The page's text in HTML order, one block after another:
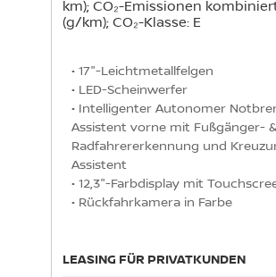
km); CO₂-Emissionen
(g/km); CO₂-Klasse: E
• 17"-Leichtmetallfelgen
• LED-Scheinwerfer
• Intelligenter Autonomer
Assistent vorne mit Fußgänger-
Radfahrererkennung und
Assistent
• 12,3"-Farbdisplay mit
• Rückfahrkamera in Farbe
LEASING FÜR PRIVATKUNDEN